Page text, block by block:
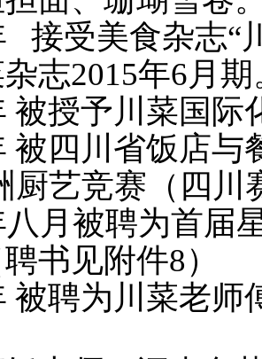
接受美食杂志“
志2015年6月
被授予川菜国际
被四川省饭店与
厨艺竞赛（四川
月被聘为首届
书见附件8）
被聘为川菜老师